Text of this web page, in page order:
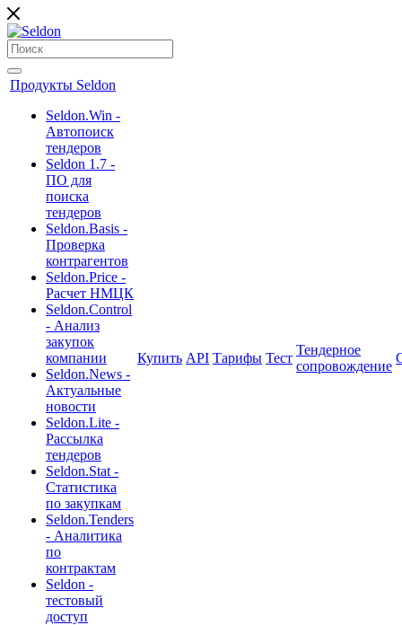
Продукты Seldon
Seldon.Win -
Автопоиск
тендеров
Seldon 1.7 -
ПО для
поиска
тендеров
Seldon.Basis -
Проверка
контрагентов
Seldon.Price -
Расчет НМЦК
Seldon.Control
- Анализ
закупок
компании
Seldon.News -
Актуальные
новости
Seldon.Lite -
Рассылка
тендеров
Seldon.Stat -
Статистика
по закупкам
Seldon.Tenders
- Аналитика
по
контрактам
Seldon -
тестовый
доступ
Купить API Тарифы Тест
Тендерное
сопровождение